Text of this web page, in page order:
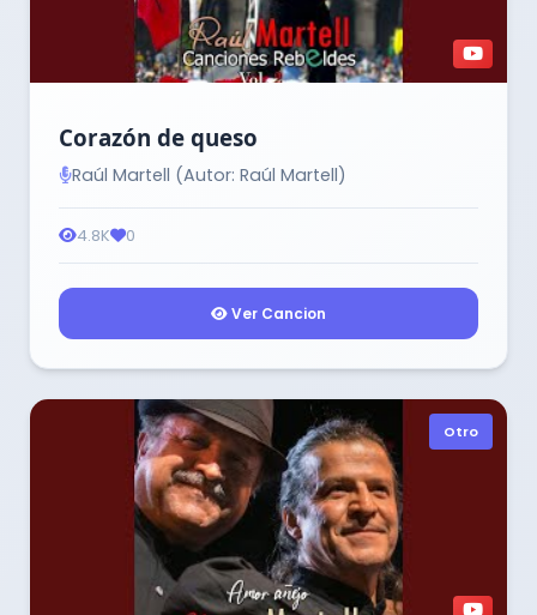
Corazón de queso
Raúl Martell (Autor: Raúl Martell)
4.8K 0
Ver Cancion
Otro